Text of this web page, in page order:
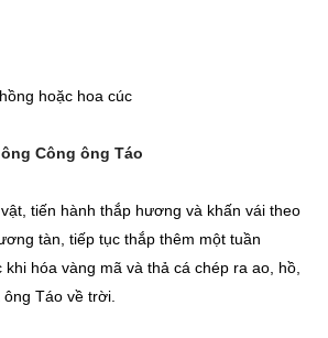
hoặc hoa cúc
ông Công ông Táo
tiến hành thắp hương và khấn vái theo
tàn, tiếp tục thắp thêm một tuần
hóa vàng mã và thả cá chép ra ao, hồ,
Táo về trời.